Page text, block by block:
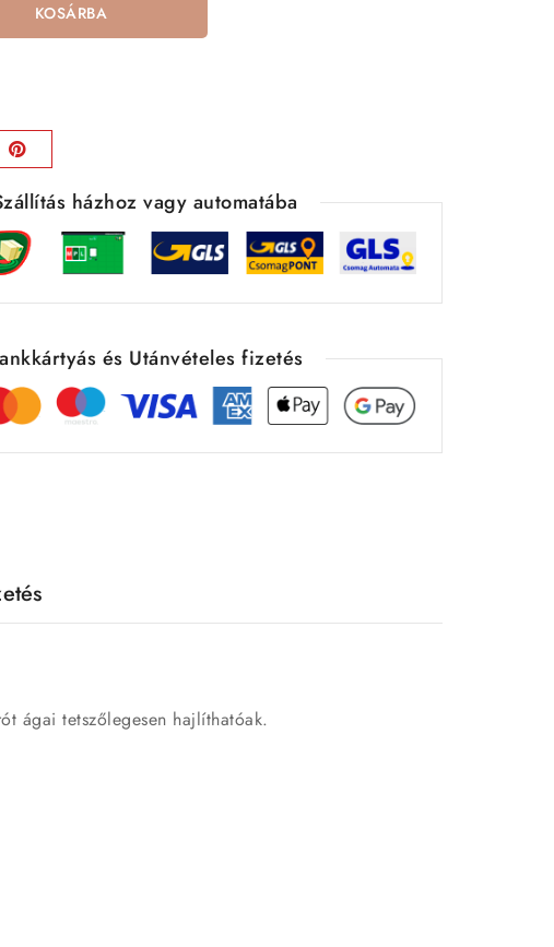
KOSÁRBA
házhoz vagy automatába
és Utánvételes fizetés
ágai tetszőlegesen hajlíthatóak.